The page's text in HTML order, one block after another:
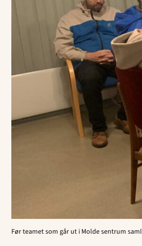
Før teamet som går ut i Molde sentrum